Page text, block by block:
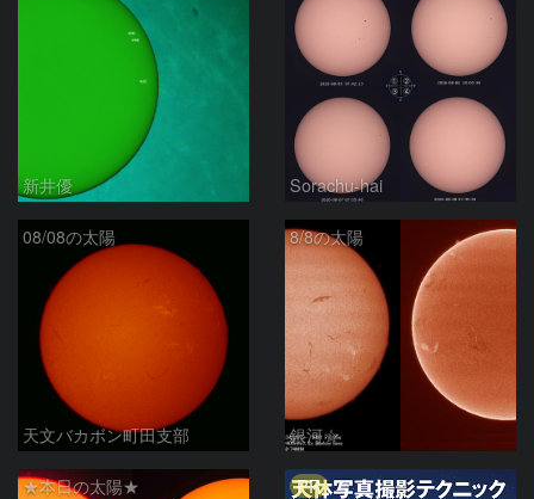
新井優 Sorachu-hai
08/08の太陽
天文バカボン町田支部
8/8の太陽
銀河☆
★本日の太陽★ PR